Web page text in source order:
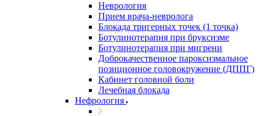
Неврология
Прием врача-невролога
Блокада тригерных точек (1 точка)
Ботулинотерапия при бруксизме
Ботулинотерапия при мигрени
Доброкачественное пароксизмальное
позиционное головокружение (ДППГ)
Кабинет головной боли
Лечебная блокада
Нефрология